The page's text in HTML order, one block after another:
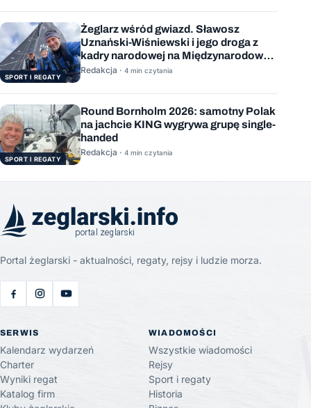
SPORT I REGATY
Żeglarz wśród gwiazd. Sławosz
Uznański-Wiśniewski i jego droga z
kadry narodowej na Międzynarodową
Stację Kosmiczną
Redakcja · 4 min czytania
SPORT I REGATY
Round Bornholm 2026: samotny Polak
na jachcie KING wygrywa grupę single-
handed
Redakcja · 4 min czytania
Portal żeglarski - aktualności, regaty, rejsy i ludzie morza.
SERWIS
Kalendarz wydarzeń
Charter
Wyniki regat
Katalog firm
WIADOMOŚCI
Wszystkie wiadomości
Rejsy
Sport i regaty
Historia